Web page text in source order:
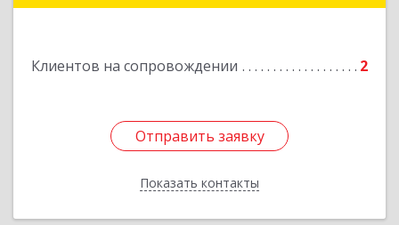
Клиентов на сопровождении 2
Отправить заявку
Показать контакты
Отправить заявку
Назад